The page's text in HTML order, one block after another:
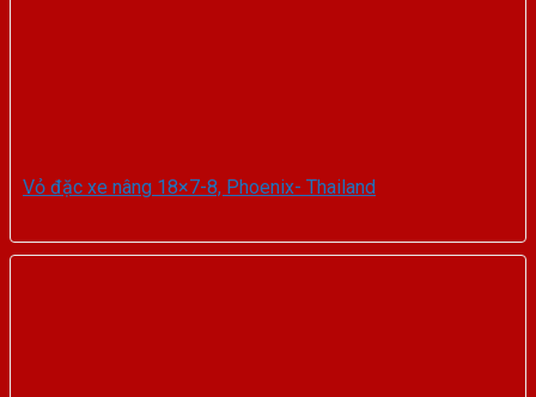
Vỏ đặc xe nâng 18×7-8, Phoenix- Thailand